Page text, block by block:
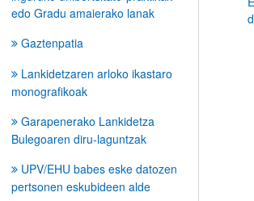
edo Gradu amaierako lanak
Gaztenpatia
Lankidetzaren arloko ikastaro
monografikoak
Garapenerako Lankidetza
Bulegoaren diru-laguntzak
UPV/EHU babes eske datozen
pertsonen eskubideen alde